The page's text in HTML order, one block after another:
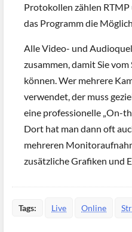
Protokollen zählen RTMP
das Programm die
Alle Video- und
zusammen, damit Sie
können. Wer mehrere
verwendet, der muss
eine professionelle „On-
Dort hat man dann oft
mehreren
zusätzliche Grafiken und
Tags: Live Online